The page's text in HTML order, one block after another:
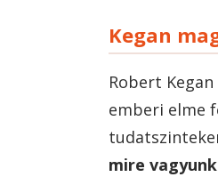
Kegan
Robert
emberi elme
mire